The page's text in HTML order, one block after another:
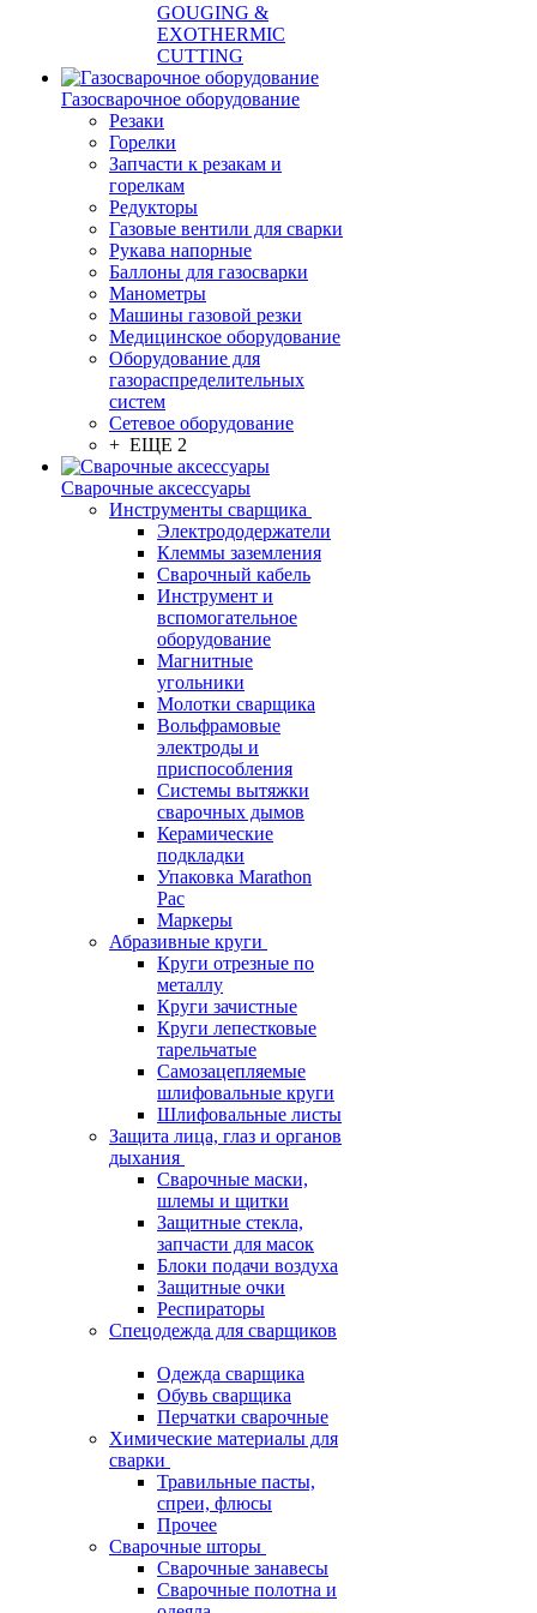
GOUGING &
EXOTHERMIC
CUTTING
Газосварочное оборудование
Резаки
Горелки
Запчасти к резакам и
горелкам
Редукторы
Газовые вентили для сварки
Рукава напорные
Баллоны для газосварки
Манометры
Машины газовой резки
Медицинское оборудование
Оборудование для
газораспределительных
систем
Сетевое оборудование
+ ЕЩЕ 2
Сварочные аксессуары
Инструменты сварщика
Электрододержатели
Клеммы заземления
Сварочный кабель
Инструмент и
вспомогательное
оборудование
Магнитные
угольники
Молотки сварщика
Вольфрамовые
электроды и
приспособления
Системы вытяжки
сварочных дымов
Керамические
подкладки
Упаковка Marathon
Pac
Маркеры
Абразивные круги
Круги отрезные по
металлу
Круги зачистные
Круги лепестковые
тарельчатые
Самозацепляемые
шлифовальные круги
Шлифовальные листы
Защита лица, глаз и органов
дыхания
Сварочные маски,
шлемы и щитки
Защитные стекла,
запчасти для масок
Блоки подачи воздуха
Защитные очки
Респираторы
Спецодежда для сварщиков
Одежда сварщика
Обувь сварщика
Перчатки сварочные
Химические материалы для
сварки
Травильные пасты,
спреи, флюсы
Прочее
Сварочные шторы
Сварочные занавесы
Сварочные полотна и